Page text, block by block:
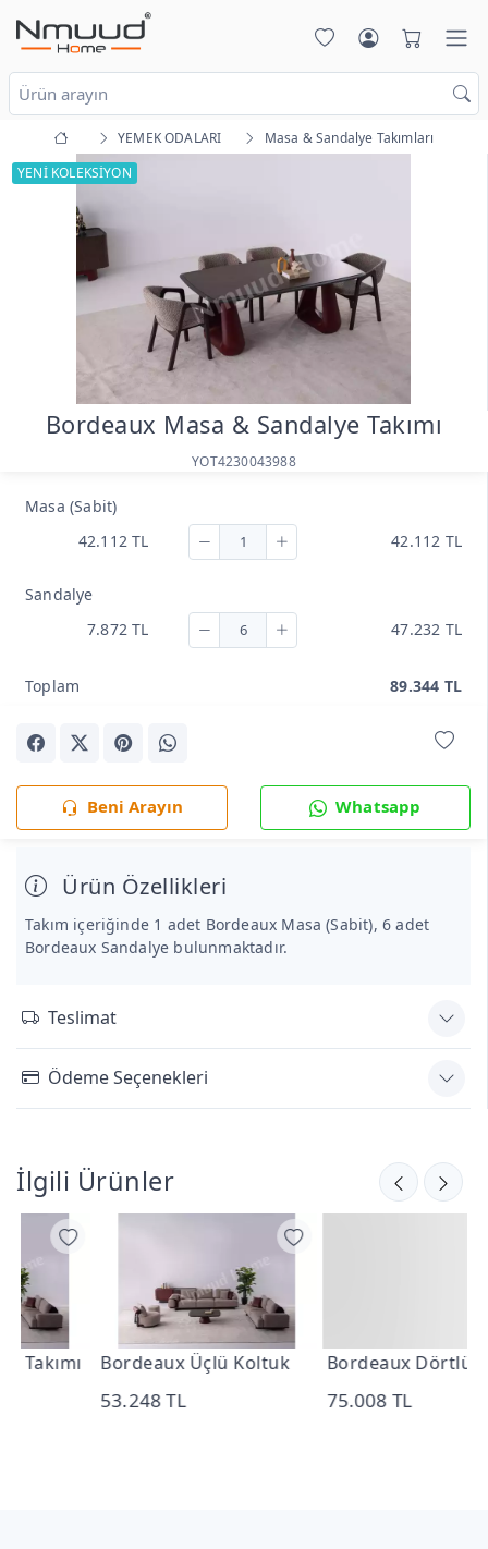
YEMEK ODALARI
Masa & Sandalye Takımları
YENİ KOLEKSİYON
Bordeaux Masa & Sandalye Takımı
YOT4230043988
Masa (Sabit)
42.112 TL
42.112 TL
Sandalye
7.872 TL
47.232 TL
Toplam 89.344 TL
Beni Arayın Whatsapp
Ürün Özellikleri
Takım içeriğinde 1 adet Bordeaux Masa (Sabit), 6 adet
Bordeaux Sandalye bulunmaktadır.
Teslimat
Ödeme Seçenekleri
İlgili Ürünler
Bordeaux Üçlü Koltuk
53.248 TL
Bordeaux Dörtlü Koltuk
75.008 TL